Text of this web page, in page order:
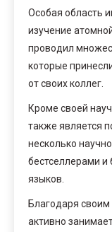
Особая область
изучение
проводил
которые
от своих коллег.
Кроме своей
также является
несколько
бестселлерами и
языков.
Благодаря
активно